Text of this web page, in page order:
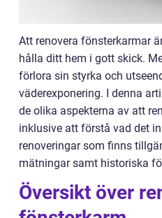
Att renovera fönsterkarmar
hålla ditt hem i gott skick.
förlora sin styrka och
väderexponering. I denna
de olika aspekterna av att
inklusive att förstå vad det
renoveringar som finns
mätningar samt historiska
Översikt över